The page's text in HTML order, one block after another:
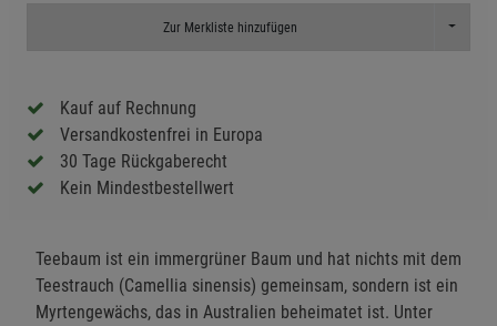
Zur Merkliste hinzufügen Toggle
Kauf auf Rechnung
Versandkostenfrei in Europa
30 Tage Rückgaberecht
Kein Mindestbestellwert
Teebaum ist ein immergrüner Baum und hat nichts mit dem
Teestrauch (Camellia sinensis) gemeinsam, sondern ist ein
Myrtengewächs, das in Australien beheimatet ist. Unter